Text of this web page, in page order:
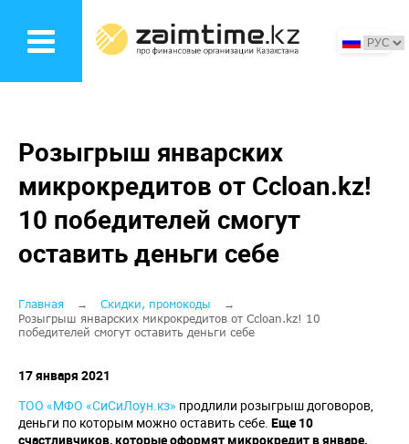
основному
Розыгрыш январских
микрокредитов от Ccloan.kz!
10 победителей смогут
оставить деньги себе
Строка
навигации
Главная
Скидки, промокоды
Розыгрыш январских микрокредитов от Ccloan.kz! 10
победителей смогут оставить деньги себе
17 января 2021
ТОО «МФО «СиСиЛоун.кз» продлили розыгрыш договоров,
деньги по которым можно оставить себе. Еще 10
счастливчиков, которые оформят микрокредит в январе,